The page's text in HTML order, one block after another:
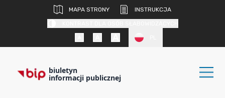
MAPA STRONY
INSTRUKCJA
biuletyn
informacji publicznej